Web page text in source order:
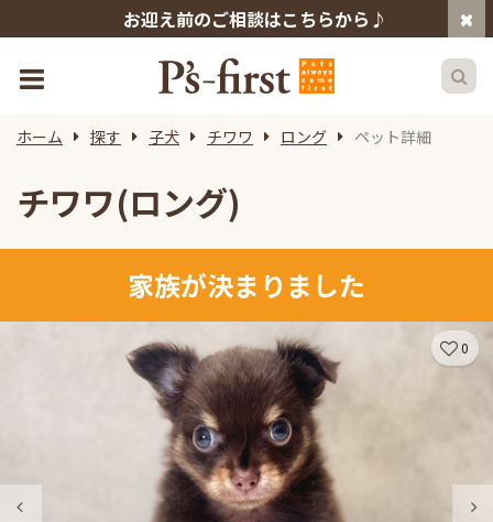
お迎え前のご相談はこちらから♪
ホーム 探す 子犬 チワワ ロング ペット詳細
チワワ(ロング)
家族が決まりました
0